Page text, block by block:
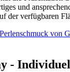
und
der verfügbaren
-